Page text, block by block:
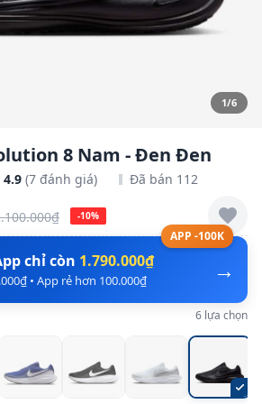
1/6
8 Nam - Đen Đen
4.9 (7 đánh giá) Đã bán 112
-10%
APP -100K
→
chỉ còn 1.790.000₫
• App rẻ hơn 100.000₫
6 lựa chọn